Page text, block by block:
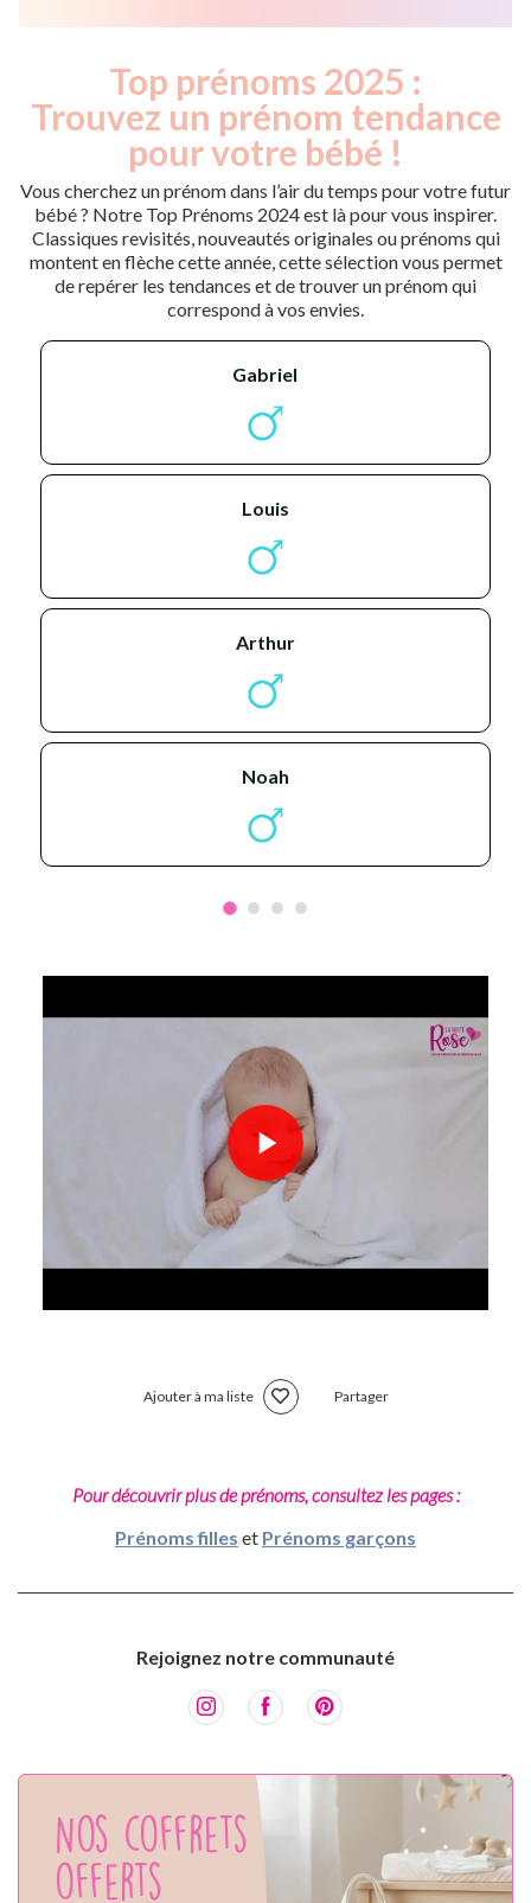
Top prénoms 2025 :
Trouvez un prénom tendance
pour votre bébé !
Vous cherchez un prénom dans l’air du temps pour votre futur
bébé ? Notre Top Prénoms 2024 est là pour vous inspirer.
Classiques revisités, nouveautés originales ou prénoms qui
montent en flèche cette année, cette sélection vous permet
de repérer les tendances et de trouver un prénom qui
correspond à vos envies.
gabriel
louis
arthur
noah
Ajouter à ma liste Partager
Pour découvrir plus de prénoms, consultez les pages :
Prénoms filles et Prénoms garçons
Rejoignez notre communauté
Nos coffrets
offerts